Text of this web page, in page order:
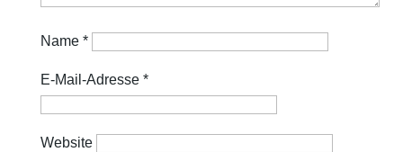
Name *
E-Mail-Adresse *
Website